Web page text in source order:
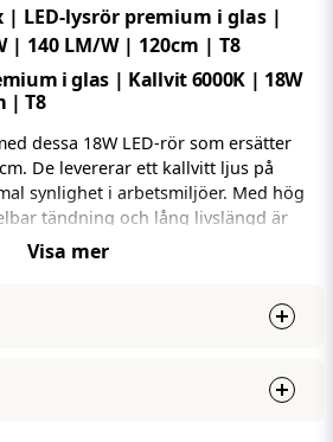
| LED-lysrör premium i glas |
| 140 LM/W | 120cm | T8
i glas | Kallvit 6000K | 18W
| T8
dessa 18W LED-rör som ersätter
De levererar ett kallvitt ljus på
synlighet i arbetsmiljöer. Med hög
tändning och lång livslängd är
kontor och verkstäder.
Visa mer